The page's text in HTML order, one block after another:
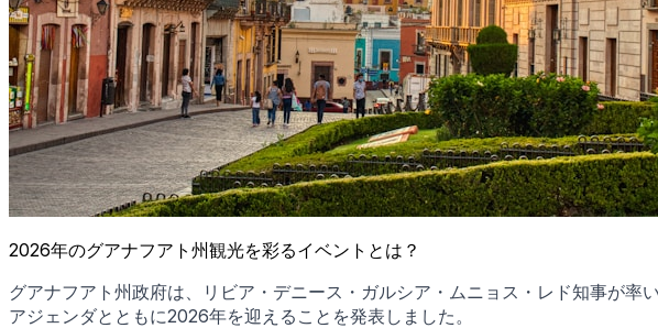
2026年のグアナフアト州観光を彩るイベントとは？
グアナフアト州政府は、リビア・デニース・ガルシア・ムニョス・レド知事が
アジェンダとともに2026年を迎えることを発表しました。